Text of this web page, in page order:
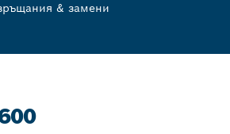
& замени